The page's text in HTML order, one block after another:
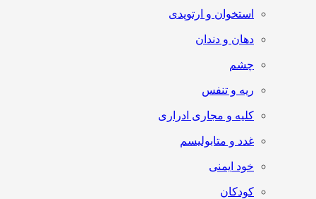
استخوان و ارتوپدی
دهان و دندان
چشم
ریه و تنفس
کلیه و مجاری ادراری
غدد و متابولیسم
خود ایمنی
کودکان